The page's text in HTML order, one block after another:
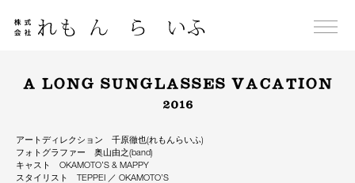
content
A LONG SUNGLASSES VACATION
2016
アートディレクション 千原徹也(れもんらいふ)
フォトグラファー 奥山由之(band)
キャスト OKAMOTO’S & MAPPY
スタイリスト TEPPEI ／ OKAMOTO’S